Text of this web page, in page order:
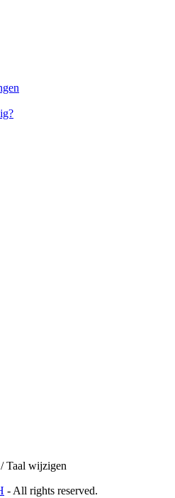
Taal wijzigen
- All rights reserved.